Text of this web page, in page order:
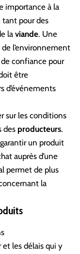
importance à la
pour des
la viande. Une
l’environnement
confiance pour
être
d’événements
sur les conditions
des producteurs.
un produit
auprès d’une
permet de plus
la
et les délais qui y